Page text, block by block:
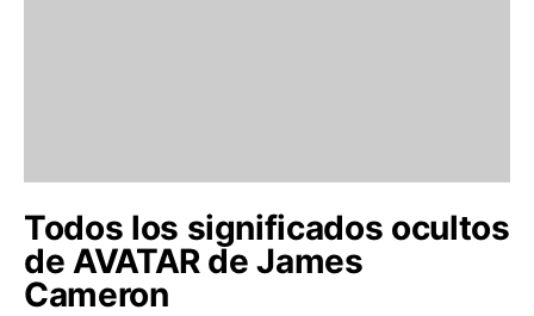
Todos los significados ocultos
de AVATAR de James
Cameron